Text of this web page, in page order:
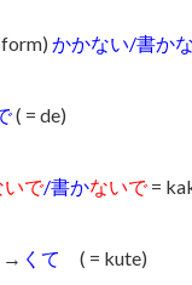
かかない/書か
( = de)
いで/書かないで=
→ くて ( = kute)